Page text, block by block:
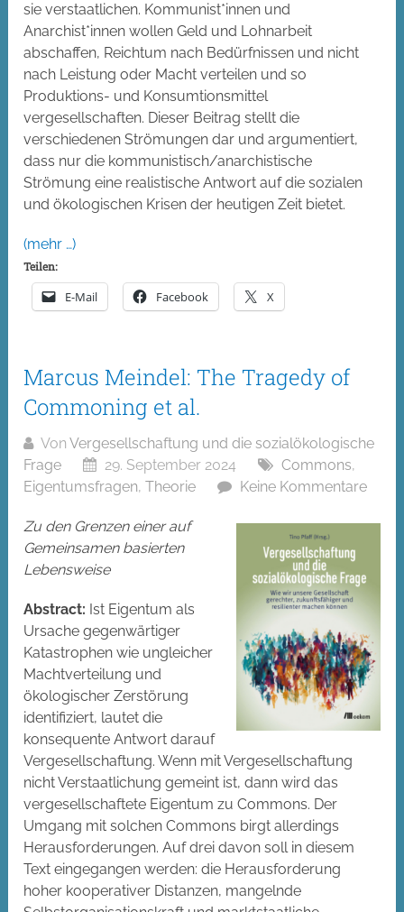
sie verstaatlichen. Kommunist*innen und
Anarchist*innen wollen Geld und Lohnarbeit
abschaffen, Reichtum nach Bedürfnissen und nicht
nach Leistung oder Macht verteilen und so
Produktions- und Konsumtionsmittel
vergesellschaften. Dieser Beitrag stellt die
verschiedenen Strömungen dar und argumentiert,
dass nur die kommunistisch/anarchistische
Strömung eine realistische Antwort auf die sozialen
und ökologischen Krisen der heutigen Zeit bietet.
(mehr …)
Teilen:
E-Mail Facebook X
Marcus Meindel: The Tragedy of
Commoning et al.
VonVergesellschaftung und die sozialökologische
Frage
29. September 2024 Commons,
Eigentumsfragen,Theorie Keine Kommentare
Zu den Grenzen einer auf
Gemeinsamen basierten
Lebensweise
Abstract: Ist Eigentum als
Ursache gegenwärtiger
Katastrophen wie ungleicher
Machtverteilung und
ökologischer Zerstörung
identifiziert, lautet die
konsequente Antwort darauf
Vergesellschaftung. Wenn mit Vergesellschaftung
nicht Verstaatlichung gemeint ist, dann wird das
vergesellschaftete Eigentum zu Commons. Der
Umgang mit solchen Commons birgt allerdings
Herausforderungen. Auf drei davon soll in diesem
Text eingegangen werden: die Herausforderung
hoher kooperativer Distanzen, mangelnde